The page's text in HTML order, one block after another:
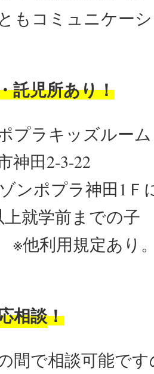
もコミュニケー
託児所あり！
プラキッズルーム
神田2-3-22
ンポプラ神田1Ｆ
就学前までの子
※他利用規定あり
相談！
間で相談可能で